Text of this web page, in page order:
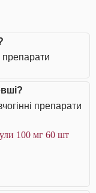
препарати
препарати
100 мг 60 шт